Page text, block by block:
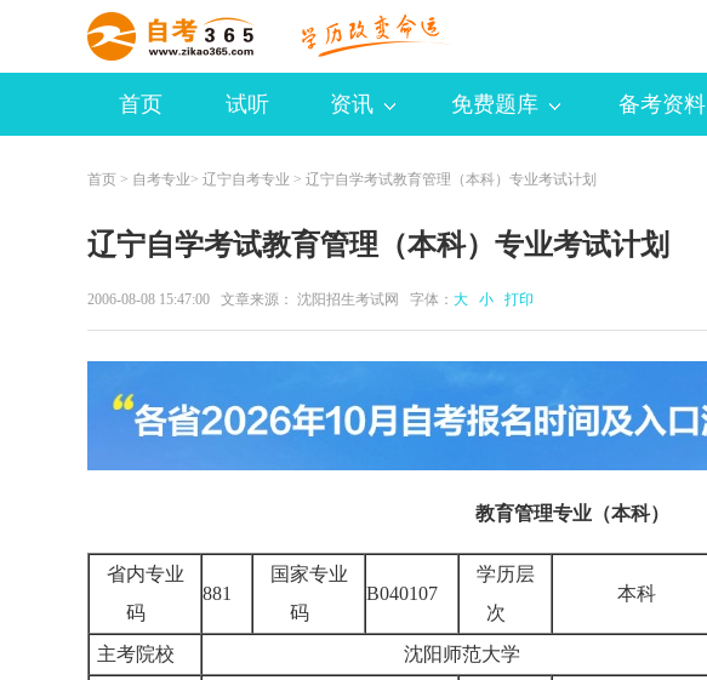
首页 试听 资讯 免费题库 备考资料
首页 > 自考专业> 辽宁自考专业 > 辽宁自学考试教育管理（本科）专业考试计划
辽宁自学考试教育管理（本科）专业考试计划
2006-08-08 15:47:00 文章来源： 沈阳招生考试网 字体： 大 小 打印
教育管理专业（本科）
省内专业
码
881
国家专业
码
B040107
学历层
次
本科
主考院校
沈阳师范大学